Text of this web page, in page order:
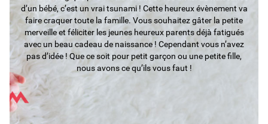
d’un bébé, c’est un vrai tsunami ! Cette heureux évènement va
faire craquer toute la famille. Vous souhaitez gâter la petite
merveille et féliciter les jeunes heureux parents déjà fatigués
avec un beau cadeau de naissance ! Cependant vous n’avez
pas d’idée ! Que ce soit pour petit garçon ou une petite fille,
nous avons ce qu’ils vous faut !